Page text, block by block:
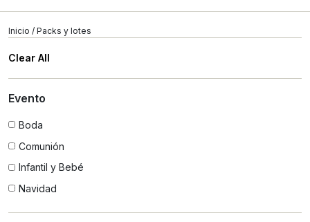
Inicio / Packs y lotes
Clear All
Evento
Boda
Comunión
Infantil y Bebé
Navidad